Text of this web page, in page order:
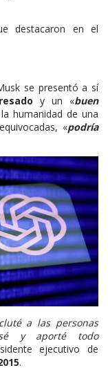
destacaron en el
se presentó a sí
y un «buen
humanidad de una
«podría
a las personas
y aporté todo
ejecutivo de
.